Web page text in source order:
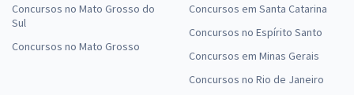
Concursos no Mato Grosso do
Sul
Concursos no Mato Grosso
Concursos em Santa Catarina
Concursos no Espírito Santo
Concursos em Minas Gerais
Concursos no Rio de Janeiro